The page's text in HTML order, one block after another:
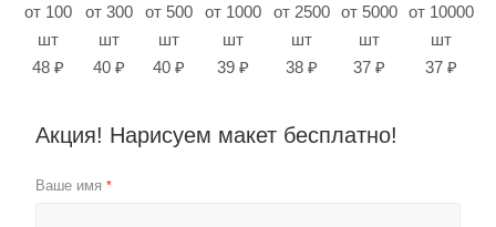
от 100
шт
48 ₽
от 300
шт
40 ₽
от 500
шт
40 ₽
от 1000
шт
39 ₽
от 2500
шт
38 ₽
от 5000
шт
37 ₽
от 10000
шт
37 ₽
Акция! Нарисуем макет бесплатно!
Ваше имя *